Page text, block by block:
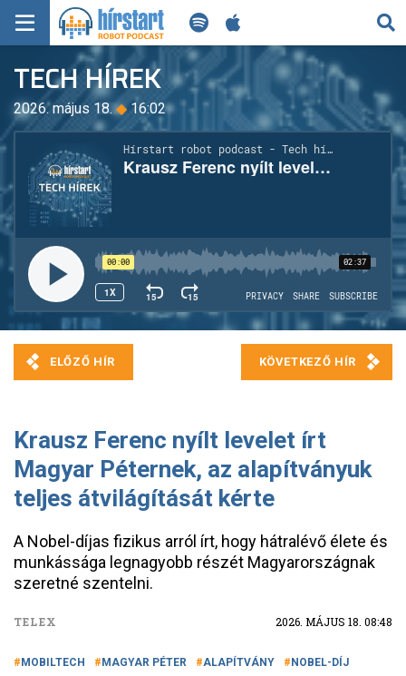
KERESÉS
KEZDŐLAP
FRISS HÍREK
TECH HÍREK
FILM-ZENE-SZÓRAKOZÁS
PLAYLIST
MI AZ A ROBOT PODCAST?
TECH HÍREK
2026. május 18.◆ 16:02
Krausz Ferenc nyílt levelet írt
Magyar Péternek, az alapítványuk
teljes átvilágítását kérte
A Nobel-díjas fizikus arról írt, hogy hátralévő élete és
munkássága legnagyobb részét Magyarországnak
szeretné szentelni.
TELEX 2026. MÁJUS 18. 08:48
MOBILTECH MAGYAR PÉTER ALAPÍTVÁNY
NOBEL-DÍJ